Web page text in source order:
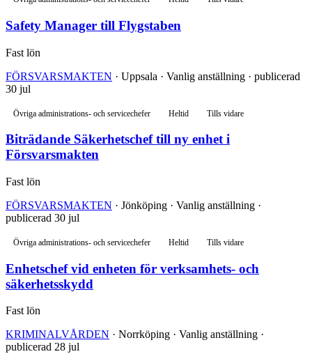
Safety Manager till Flygstaben
Fast lön
FÖRSVARSMAKTEN · Uppsala · Vanlig anställning · publicerad
30 jul
Övriga administrations- och servicechefer Heltid Tills vidare
Biträdande Säkerhetschef till ny enhet i
Försvarsmakten
Fast lön
FÖRSVARSMAKTEN · Jönköping · Vanlig anställning ·
publicerad 30 jul
Övriga administrations- och servicechefer Heltid Tills vidare
Enhetschef vid enheten för verksamhets- och
säkerhetsskydd
Fast lön
KRIMINALVÅRDEN · Norrköping · Vanlig anställning ·
publicerad 28 jul